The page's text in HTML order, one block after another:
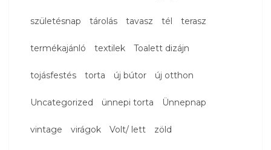
születésnap tárolás tavasz tél terasz
termékajánló textilek Toalett dizájn
tojásfestés torta új bútor új otthon
Uncategorized ünnepi torta Ünnepnap
vintage virágok Volt/ lett zöld